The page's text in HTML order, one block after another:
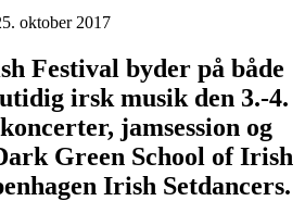
oktober 2017
Festival byder på både
irsk musik den 3.-4.
jamsession og
Green School of Irish
Irish Setdancers.